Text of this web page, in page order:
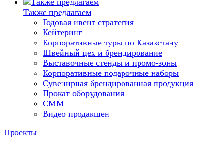
Также предлагаем
Годовая ивент стратегия
Кейтеринг
Корпоративные туры по Казахстану
Швейный цех и брендирование
Выставочные стенды и промо-зоны
Корпоративные подарочные наборы
Сувенирная брендированная продукция
Прокат оборудования
СММ
Видео продакшен
Проекты